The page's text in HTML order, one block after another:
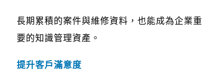
長期累積的案件與維修資料，也能成為企業重
要的知識管理資產。
提升客戶滿意度